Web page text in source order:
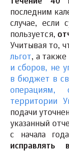
последним
случае, если
пользуется,
Учитывая то,
льгот, а также
и сборов, не
в бюджет в
операциям,
территории
подачи
указанный
с начала
исправлять